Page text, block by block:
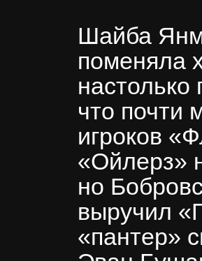
Шайба
поменяла
настолько
что почти
игроков
«Ойлерз»
но
выручил
«пантер»